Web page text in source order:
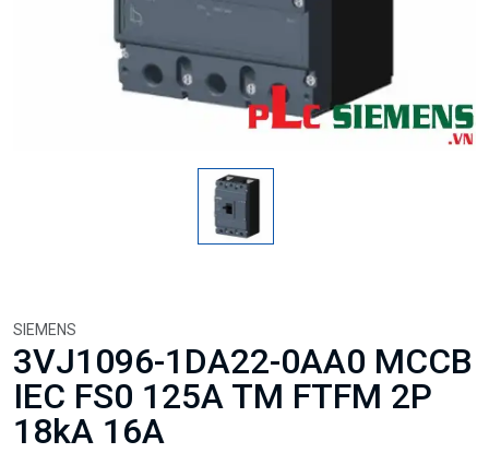
SIEMENS
3VJ1096-1DA22-0AA0 MCCB
IEC FS0 125A TM FTFM 2P
18kA 16A